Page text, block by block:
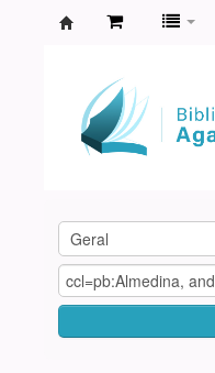
Agamenon
Magalhães